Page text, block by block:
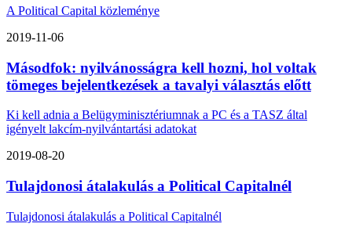
A Political Capital közleménye
2019-11-06
Másodfok: nyilvánosságra kell hozni, hol voltak
tömeges bejelentkezések a tavalyi választás előtt
Ki kell adnia a Belügyminisztériumnak a PC és a TASZ által
igényelt lakcím-nyilvántartási adatokat
2019-08-20
Tulajdonosi átalakulás a Political Capitalnél
Tulajdonosi átalakulás a Political Capitalnél